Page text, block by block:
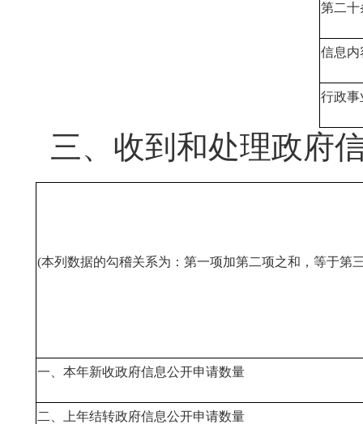
第二十
信息内
行政事
三、收到和处理政府
(本列数据的勾稽关系为：第一项加第二项之和，等于第
一、本年新收政府信息公开申请数量
二、上年结转政府信息公开申请数量